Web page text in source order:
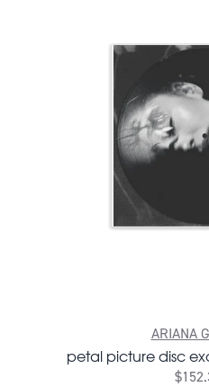
ARIANA
petal picture disc